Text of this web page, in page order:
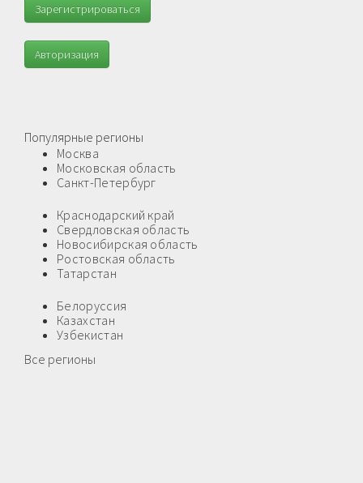
Зарегистрироваться
Авторизация
Популярные регионы
Москва
Московская область
Санкт-Петербург
Краснодарский край
Свердловская область
Новосибирская область
Ростовская область
Татарстан
Белоруссия
Казахстан
Узбекистан
Все регионы